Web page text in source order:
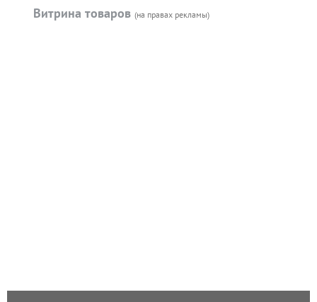
Витрина товаров (на правах рекламы)